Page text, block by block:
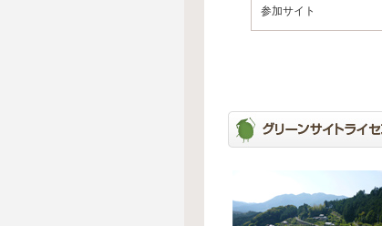
参加サイト